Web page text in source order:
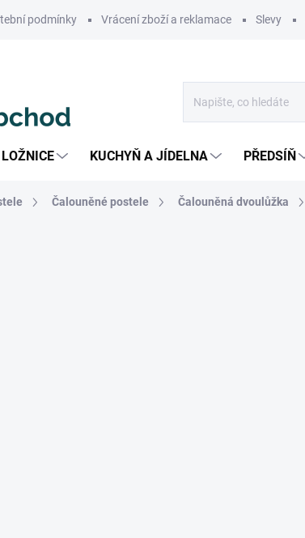
podmínky Vrácení zboží a reklamace Slevy
LOŽNICE KUCHYŇ A JÍDELNA PŘEDSÍŇ
Čalouněné postele Čalouněná dvoulůžka